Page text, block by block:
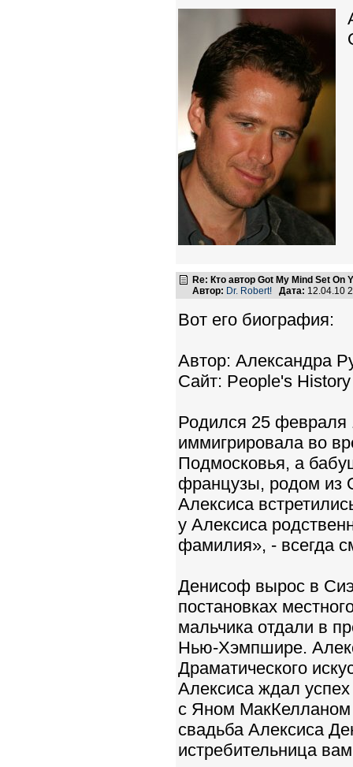
Re: Кто автор Got My Mind Set On
Автор: Dr. Robert! Дата: 12.04.10
Вот его биография:
Автор: Александра
Сайт: People's History
Родился 25 февраля
иммигрировала во
Подмосковья, а
французы, родом из
Алексиса
у Алексиса
фамилия», - всегда
Денисоф вырос в
постановках
мальчика отдали в
Нью-Хэмпшире.
Драматического
Алексиса ждал
с Яном МакКелланом
свадьба Алексиса
истребительница